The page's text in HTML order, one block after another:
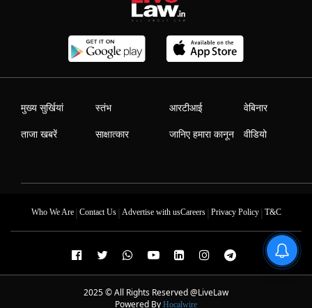
मुख्य सुर्खियां
ताजा खबरें
स्तंभ
साक्षात्कार
आरटीआई
जानिए हमारा कानून
वेबिनार
वीडियो
Who We Are| Contact Us| Advertise with usCareers| Privacy Policy| T&C
2025 © All Rights Reserved @LiveLaw
Powered By Hocalwire